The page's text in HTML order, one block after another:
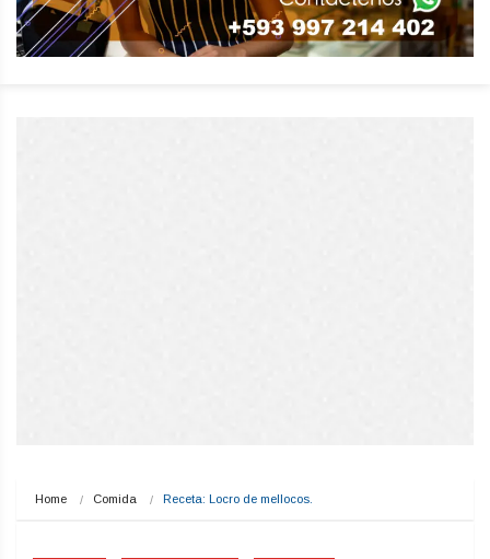
Home Comida Receta: Locro de mellocos.